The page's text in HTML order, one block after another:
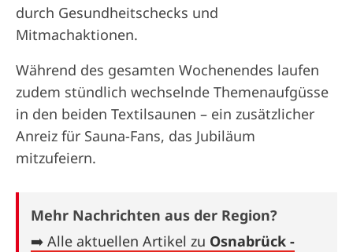
durch Gesundheitschecks und
Mitmachaktionen.
Während des gesamten Wochenendes laufen
zudem stündlich wechselnde Themenaufgüsse
in den beiden Textilsaunen – ein zusätzlicher
Anreiz für Sauna-Fans, das Jubiläum
mitzufeiern.
Mehr Nachrichten aus der Region?
➡️ Alle aktuellen Artikel zu Osnabrück -